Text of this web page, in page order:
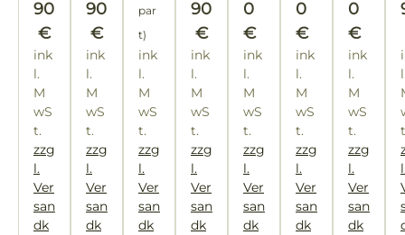
90
€
ink
l.
M
wS
t.
zzg
l.
Ver
san
dk
90
€
ink
l.
M
wS
t.
zzg
l.
Ver
san
dk
par
t)
ink
l.
M
wS
t.
zzg
l.
Ver
san
dk
90
€
ink
l.
M
wS
t.
zzg
l.
Ver
san
dk
0
€
ink
l.
M
wS
t.
zzg
l.
Ver
san
dk
0
€
ink
l.
M
wS
t.
zzg
l.
Ver
san
dk
0
€
ink
l.
M
wS
t.
zzg
l.
Ver
san
dk